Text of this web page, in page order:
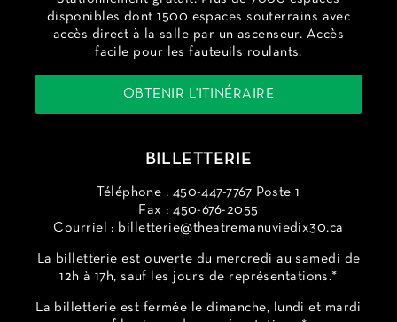
disponibles dont 1500 espaces souterrains avec
accès direct à la salle par un ascenseur. Accès
facile pour les fauteuils roulants.
OBTENIR L'ITINÉRAIRE
BILLETTERIE
Téléphone : 450-447-7767 Poste 1
Fax : 450-676-2055
Courriel : billetterie@theatremanuviedix30.ca
La billetterie est ouverte du mercredi au samedi de
12h à 17h, sauf les jours de représentations.*
La billetterie est fermée le dimanche, lundi et mardi